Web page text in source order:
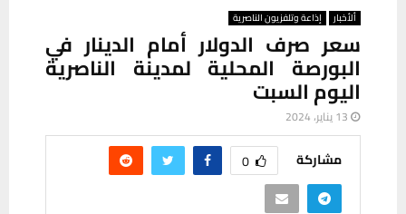
ألأخبار إذاعة وتلفزيون الناصرية
سعر صرف الدولار أمام الدينار في
البورصة المحلية لمدينة الناصرية
اليوم السبت
13 يناير، 2024
مشاركة 0